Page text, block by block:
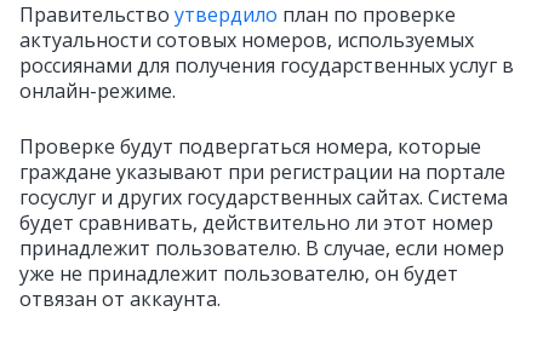
Правительство утвердило план по проверке
актуальности сотовых номеров, используемых
россиянами для получения государственных услуг в
онлайн-режиме.
Проверке будут подвергаться номера, которые
граждане указывают при регистрации на портале
госуслуг и других государственных сайтах. Система
будет сравнивать, действительно ли этот номер
принадлежит пользователю. В случае, если номер
уже не принадлежит пользователю, он будет
отвязан от аккаунта.